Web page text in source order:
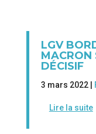
LGV
MACRON
DÉCISIF
3 mars 2022 |
Lire la suite